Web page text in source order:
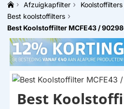
naar
op
zoek?
h
m
e
Afzuigkapfilter
Best koolstoffilters
Best Koolstoffilter MCFE43 /
Best